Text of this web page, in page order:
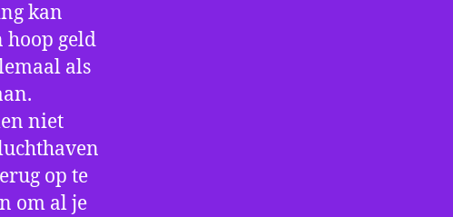
kan
hoop geld
als
niet
op te
om al je